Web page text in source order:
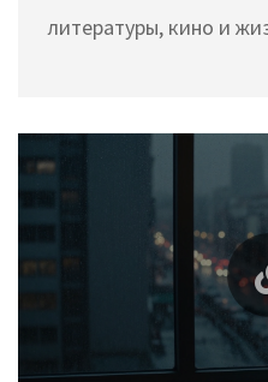
литературы, кино и